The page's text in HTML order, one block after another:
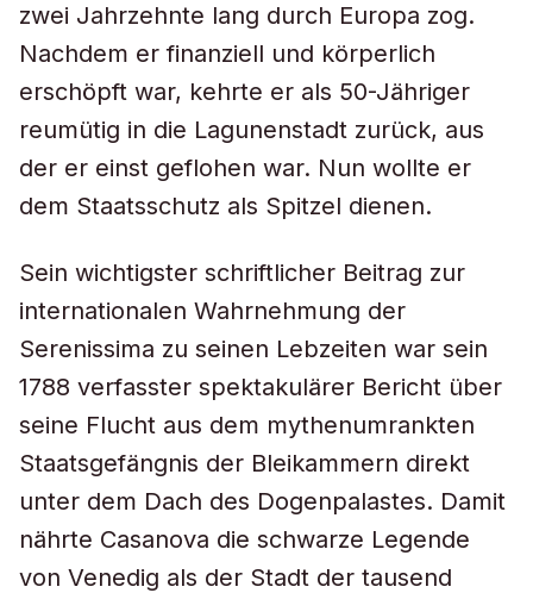
zwei Jahrzehnte lang durch Europa zog.
Nachdem er finanziell und körperlich
erschöpft war, kehrte er als 50-Jähriger
reumütig in die Lagunenstadt zurück, aus
der er einst geflohen war. Nun wollte er
dem Staatsschutz als Spitzel dienen.
Sein wichtigster schriftlicher Beitrag zur
internationalen Wahrnehmung der
Serenissima zu seinen Lebzeiten war sein
1788 verfasster spektakulärer Bericht über
seine Flucht aus dem mythenumrankten
Staatsgefängnis der Bleikammern direkt
unter dem Dach des Dogenpalastes. Damit
nährte Casanova die schwarze Legende
von Venedig als der Stadt der tausend